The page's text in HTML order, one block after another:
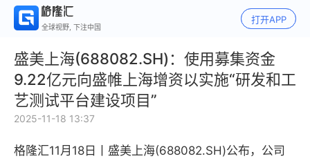
全球视野, 下注中国
打开APP
盛美上海(688082.SH)：使用募集资金
9.22亿元向盛帷上海增资以实施“研发和工
艺测试平台建设项目”
2025-11-18 13:37
格隆汇11月18日丨盛美上海(688082.SH)公布，公司